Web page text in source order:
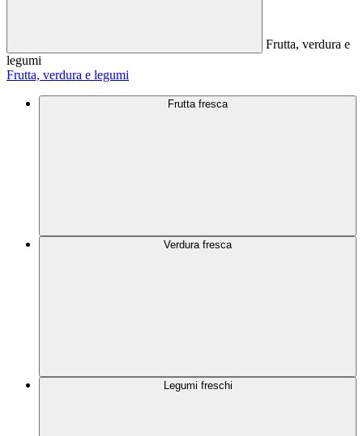
Frutta, verdura e
legumi
Frutta, verdura e legumi
Frutta fresca
Verdura fresca
Legumi freschi